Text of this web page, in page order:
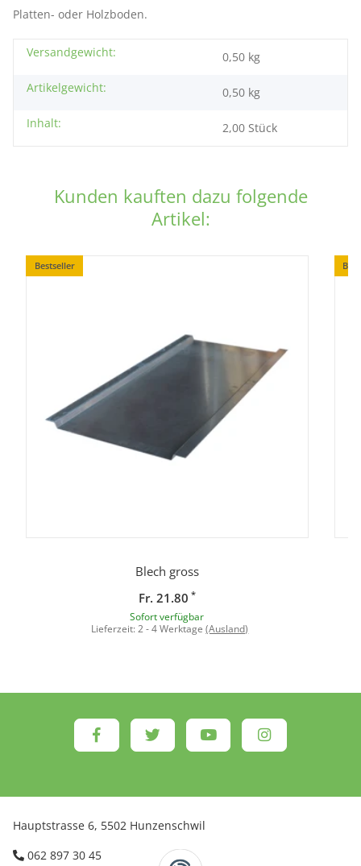
Platten- oder Holzboden.
Versandgewicht:
0,50 kg
Artikelgewicht:
0,50 kg
Inhalt:
2,00 Stück
Kunden kauften dazu folgende
Artikel:
Bestseller
Blech gross
Fr. 21.80 *
Sofort verfügbar
Lieferzeit:2 - 4 Werktage(Ausland)
Hauptstrasse 6, 5502 Hunzenschwil
062 897 30 45